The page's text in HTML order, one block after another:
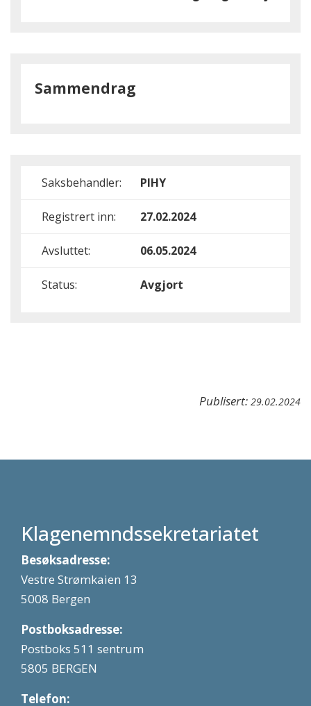
Sammendrag
Saksbehandler: PIHY
Registrert inn: 27.02.2024
Avsluttet: 06.05.2024
Status: Avgjort
Publisert: 29.02.2024
Klagenemndssekretariatet
Besøksadresse:
Vestre Strømkaien 13
5008 Bergen
Postboksadresse:
Postboks 511 sentrum
5805 BERGEN
Telefon: